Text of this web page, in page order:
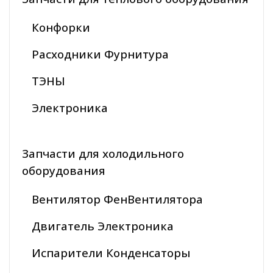
Конфорки
Расходники Фурнитура
ТЭНЫ
Электроника
Запчасти для холодильного
оборудования
Вентилятор ФенВентилятора
Двигатель Электроника
Испарители Конденсаторы